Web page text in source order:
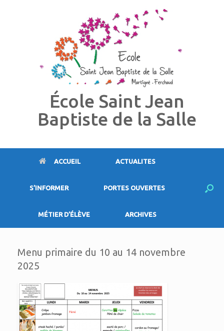
École Saint Jean
Baptiste de la Salle
ACCUEIL ACTUALITES
S’INFORMER PORTES OUVERTES
MÉTIER D’ÉLÈVE ARCHIVES
Menu primaire du 10 au 14 novembre
2025